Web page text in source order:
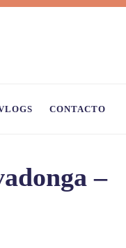
CONTACTO
–